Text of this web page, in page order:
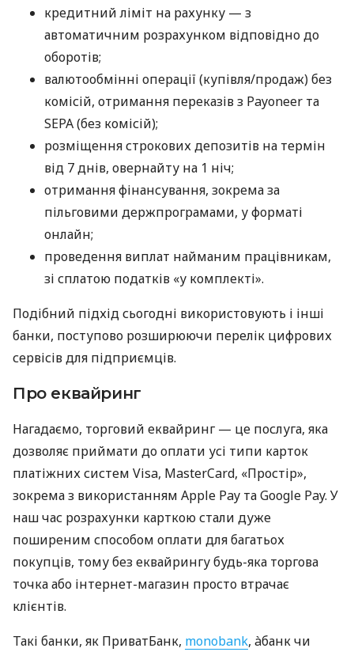
кредитний ліміт на рахунку — з
автоматичним розрахунком відповідно до
оборотів;
валютообмінні операції (купівля/продаж) без
комісій, отримання переказів з Payoneer та
SEPA (без комісій);
розміщення строкових депозитів на термін
від 7 днів, овернайту на 1 ніч;
отримання фінансування, зокрема за
пільговими держпрограмами, у форматі
онлайн;
проведення виплат найманим працівникам,
зі сплатою податків «у комплекті».
Подібний підхід сьогодні використовують і інші
банки, поступово розширюючи перелік цифрових
сервісів для підприємців.
Про еквайринг
Нагадаємо, торговий еквайринг — це послуга, яка
дозволяє приймати до оплати усі типи карток
платіжних систем Visa, MasterCard, «Простір»,
зокрема з використанням Apple Pay та Google Pay. У
наш час розрахунки карткою стали дуже
поширеним способом оплати для багатьох
покупців, тому без еквайрингу будь-яка торгова
точка або інтернет-магазин просто втрачає
клієнтів.
Такі банки, як ПриватБанк, monobank, àбанк чи